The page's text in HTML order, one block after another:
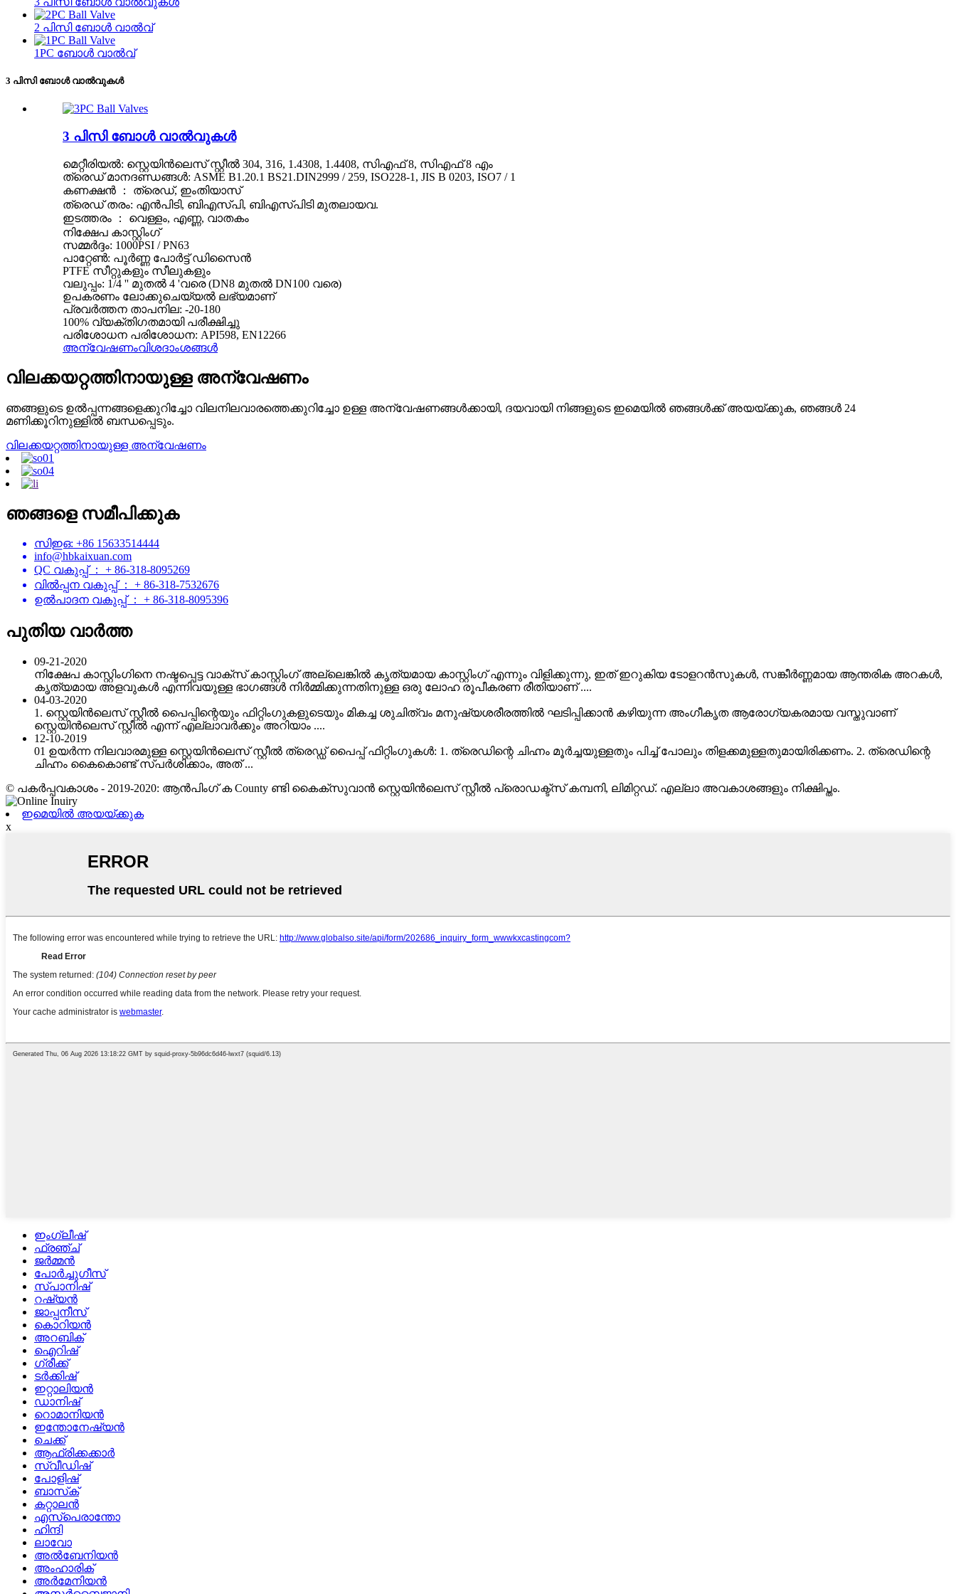
2 പിസി ബോൾ വാൽവ്
1PC ബോൾ വാൽവ്
3 പിസി ബോൾ വാൽവുകൾ
3 പിസി ബോൾ വാൽവുകൾ
മെറ്റീരിയൽ: സ്റ്റെയിൻലെസ് സ്റ്റീൽ 304, 316, 1.4308, 1.4408, സിഎഫ് 8, സിഎഫ് 8 എം
ത്രെഡ് മാനദണ്ഡങ്ങൾ: ASME B1.20.1 BS21.DIN2999 / 259, ISO228-1, JIS B 0203, ISO7 / 1
കണക്ഷൻ ： ത്രെഡ്, ഇംതിയാസ്
ത്രെഡ് തരം: എൻ‌പി‌ടി, ബി‌എസ്‌പി, ബി‌എസ്‌പിടി മുതലായവ.
ഇടത്തരം ： വെള്ളം, എണ്ണ, വാതകം
നിക്ഷേപ കാസ്റ്റിംഗ്
സമ്മർദ്ദം: 1000PSI / PN63
പാറ്റേൺ: പൂർണ്ണ പോർട്ട് ഡിസൈൻ
PTFE സീറ്റുകളും സീലുകളും
വലുപ്പം: 1/4 '' മുതൽ 4 'വരെ (DN8 മുതൽ DN100 വരെ)
ഉപകരണം ലോക്കുചെയ്യൽ ലഭ്യമാണ്
പ്രവർത്തന താപനില: -20-180
100% വ്യക്തിഗതമായി പരീക്ഷിച്ചു
പരിശോധന പരിശോധന: API598, EN12266
അന്വേഷണംവിശദാംശങ്ങൾ
വിലക്കയറ്റത്തിനായുള്ള അന്വേഷണം
ഞങ്ങളുടെ ഉൽ‌പ്പന്നങ്ങളെക്കുറിച്ചോ വിലനിലവാരത്തെക്കുറിച്ചോ ഉള്ള അന്വേഷണങ്ങൾ‌ക്കായി, ദയവായി നിങ്ങളുടെ ഇമെയിൽ‌ ഞങ്ങൾ‌ക്ക് അയയ്‌ക്കുക, ഞങ്ങൾ‌ 24
മണിക്കൂറിനുള്ളിൽ‌ ബന്ധപ്പെടും.
വിലക്കയറ്റത്തിനായുള്ള അന്വേഷണം
ഞങ്ങളെ സമീപിക്കുക
സിഇഒ: +86 15633514444
info@hbkaixuan.com
QC വകുപ്പ് ： + 86-318-8095269
വിൽപ്പന വകുപ്പ് ： + 86-318-7532676
ഉൽ‌പാദന വകുപ്പ് ： + 86-318-8095396
പുതിയ വാർത്ത
09-21-2020
നിക്ഷേപ കാസ്റ്റിംഗിനെ നഷ്ടപ്പെട്ട വാക്സ് കാസ്റ്റിംഗ് അല്ലെങ്കിൽ കൃത്യമായ കാസ്റ്റിംഗ് എന്നും വിളിക്കുന്നു, ഇത് ഇറുകിയ ടോളറൻസുകൾ, സങ്കീർണ്ണമായ ആന്തരിക അറകൾ,
കൃത്യമായ അളവുകൾ എന്നിവയുള്ള ഭാഗങ്ങൾ നിർമ്മിക്കുന്നതിനുള്ള ഒരു ലോഹ രൂപീകരണ രീതിയാണ് ....
04-03-2020
1. സ്റ്റെയിൻ‌ലെസ് സ്റ്റീൽ പൈപ്പിന്റെയും ഫിറ്റിംഗുകളുടെയും മികച്ച ശുചിത്വം മനുഷ്യശരീരത്തിൽ ഘടിപ്പിക്കാൻ കഴിയുന്ന അംഗീകൃത ആരോഗ്യകരമായ വസ്തുവാണ്
സ്റ്റെയിൻ‌ലെസ് സ്റ്റീൽ എന്ന് എല്ലാവർക്കും അറിയാം ....
12-10-2019
01 ഉയർന്ന നിലവാരമുള്ള സ്റ്റെയിൻ‌ലെസ് സ്റ്റീൽ ത്രെഡ്ഡ് പൈപ്പ് ഫിറ്റിംഗുകൾ: 1. ത്രെഡിന്റെ ചിഹ്നം മൂർച്ചയുള്ളതും പിച്ച് പോലും തിളക്കമുള്ളതുമായിരിക്കണം. 2. ത്രെഡിന്റെ
ചിഹ്നം കൈകൊണ്ട് സ്പർശിക്കാം, അത് ...
© പകർപ്പവകാശം - 2019-2020: ആൻ‌പിംഗ് ക County ണ്ടി കൈക്സുവാൻ സ്റ്റെയിൻ‌ലെസ് സ്റ്റീൽ പ്രൊഡക്ട്സ് കമ്പനി, ലിമിറ്റഡ്. എല്ലാ അവകാശങ്ങളും നിക്ഷിപ്തം.
ഇമെയിൽ അയയ്ക്കുക
x
ഇംഗ്ലീഷ്
ഫ്രഞ്ച്
ജർമ്മൻ
പോർച്ചുഗീസ്
സ്പാനിഷ്
റഷ്യൻ
ജാപ്പനീസ്
കൊറിയൻ
അറബിക്
ഐറിഷ്
ഗ്രീക്ക്
ടർക്കിഷ്
ഇറ്റാലിയൻ
ഡാനിഷ്
റൊമാനിയൻ
ഇന്തോനേഷ്യൻ
ചെക്ക്
ആഫ്രിക്കക്കാർ
സ്വീഡിഷ്
പോളിഷ്
ബാസ്‌ക്
കറ്റാലൻ
എസ്പെരാന്തോ
ഹിന്ദി
ലാവോ
അൽബേനിയൻ
അംഹാരിക്
അർമേനിയൻ